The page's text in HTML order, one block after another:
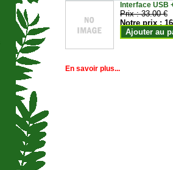
Interface USB
Prix :33.00 €
Notre prix :
Ajouter au
En savoir plus...